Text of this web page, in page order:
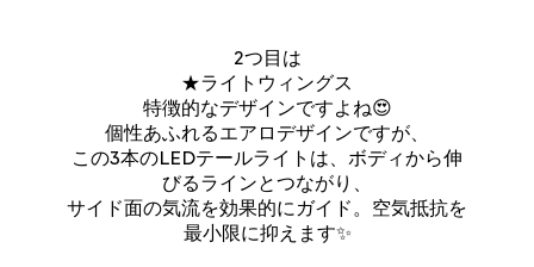
2つ目は
★ライトウィングス
特徴的なデザインですよね😍
個性あふれるエアロデザインですが、
この3本のLEDテールライトは、ボディから伸
びるラインとつながり、
サイド面の気流を効果的にガイド。空気抵抗を
最小限に抑えます✨